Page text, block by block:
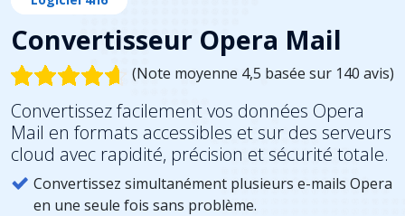
Convertisseur Opera Mail
(Note moyenne 4,5 basée sur 140 avis)
Convertissez facilement vos données Opera
Mail en formats accessibles et sur des serveurs
cloud avec rapidité, précision et sécurité totale.
Convertissez simultanément plusieurs e-mails Opera
en une seule fois sans problème.